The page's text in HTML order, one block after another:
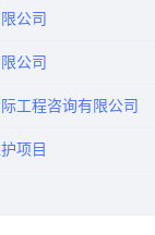
公司
公司
工程咨询有限公司
项目